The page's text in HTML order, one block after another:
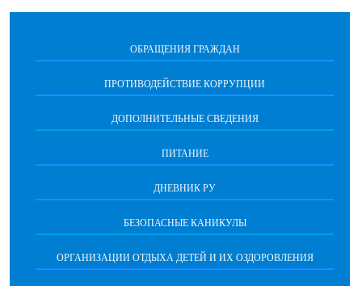
ОБРАЩЕНИЯ ГРАЖДАН
ПРОТИВОДЕЙСТВИЕ КОРРУПЦИИ
ДОПОЛНИТЕЛЬНЫЕ СВЕДЕНИЯ
ПИТАНИЕ
ДНЕВНИК РУ
БЕЗОПАСНЫЕ КАНИКУЛЫ
ОРГАНИЗАЦИИ ОТДЫХА ДЕТЕЙ И ИХ ОЗДОРОВЛЕНИЯ